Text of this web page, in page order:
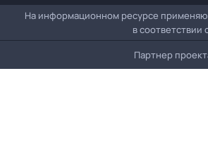
На информационном ресурсе
в соответствии
Партнер